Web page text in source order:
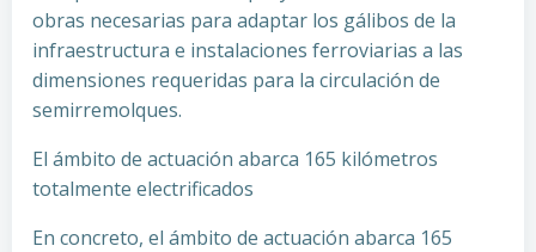
obras necesarias para adaptar los gálibos de la
infraestructura e instalaciones ferroviarias a las
dimensiones requeridas para la circulación de
semirremolques.
El ámbito de actuación abarca 165 kilómetros
totalmente electrificados
En concreto, el ámbito de actuación abarca 165